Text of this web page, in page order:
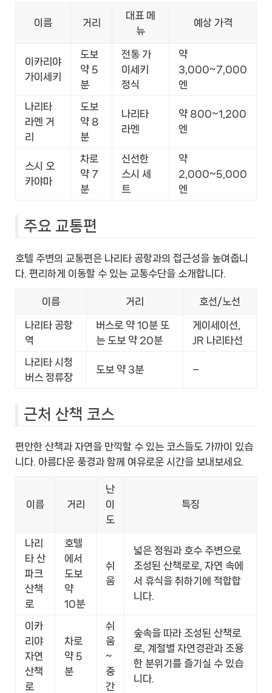
이름 거리
대표 메
뉴
예상 가격
이카리야
가이세키
도보
약 5
분
전통 가
이세키
정식
약
3,000~7,000
엔
나리타
라멘 거
리
도보
약 8
분
나리타
라멘
약 800~1,200
엔
스시 오
카야마
차로
약 7
분
신선한
스시 세
트
약
2,000~5,000
엔
주요 교통편
호텔 주변의 교통편은 나리타 공항과의 접근성을 높여줍니
다. 편리하게 이동할 수 있는 교통수단을 소개합니다.
이름 거리 호선/노선
나리타 공항
역
버스로 약 10분 또
는 도보 약 20분
게이세이선,
JR 나리타선
나리타 시청
버스 정류장
도보 약 3분 –
근처 산책 코스
편안한 산책과 자연을 만끽할 수 있는 코스들도 가까이 있습
니다. 아름다운 풍경과 함께 여유로운 시간을 보내보세요.
이름 거리
난
이
도
특징
나리
타 산
파크
산책
로
호텔
에서
도보
약
10분
쉬
움
넓은 정원과 호수 주변으로
조성된 산책로로, 자연 속에
서 휴식을 취하기에 적합합
니다.
이카
리야
자연
산책
로
차로
약 5
분
쉬
움
~
중
간
숲속을 따라 조성된 산책로
로, 계절별 자연경관과 조용
한 분위기를 즐기실 수 있습
니다.